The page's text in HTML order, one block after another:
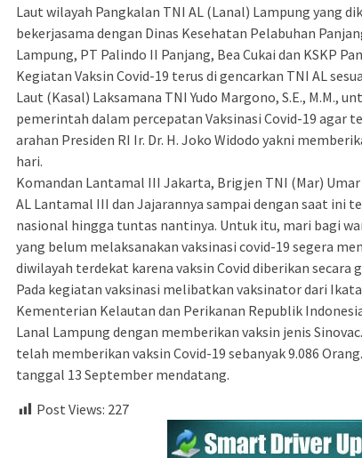
Laut wilayah Pangkalan TNI AL (Lanal) Lampung yang
bekerjasama dengan Dinas Kesehatan Pelabuhan
Lampung, PT Palindo II Panjang, Bea Cukai dan KSKP
Kegiatan Vaksin Covid-19 terus di gencarkan TNI AL
Laut (Kasal) Laksamana TNI Yudo Margono, S.E., M.M.,
pemerintah dalam percepatan Vaksinasi Covid-19 agar
arahan Presiden RI Ir. Dr. H. Joko Widodo yakni
hari.
Komandan Lantamal III Jakarta, Brigjen TNI (Mar) Umar
AL Lantamal III dan Jajarannya sampai dengan saat ini
nasional hingga tuntas nantinya. Untuk itu, mari bagi
yang belum melaksanakan vaksinasi covid-19 segera
diwilayah terdekat karena vaksin Covid diberikan secara
Pada kegiatan vaksinasi melibatkan vaksinator dari
Kementerian Kelautan dan Perikanan Republik
Lanal Lampung dengan memberikan vaksin jenis
telah memberikan vaksin Covid-19 sebanyak 9.086
tanggal 13 September mendatang.
Post Views: 227